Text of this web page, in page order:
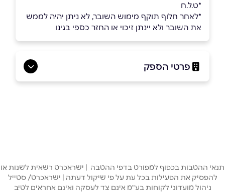
*ט.ל.ח
*לאחר חלוף תוקף מימוש השובר, לא ניתן יהיה לממש
את השובר ולא יינתן זיכוי או החזר כספי בגינו
פרטי הספק
טלפון*
תנאי ההטבות בכפוף למפורט בדפי ההטבה | ישראכרט רשאית לשנות או
להפסיק את הפעילות בכל עת על פי שיקול דעתה | ישראכרט/ סטייל
ניהול מועדוני לקוחות בע"מ אינם צד לעסקה ואינם אחראים לטיב